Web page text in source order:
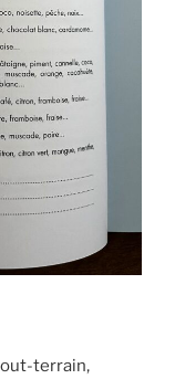
terrain,